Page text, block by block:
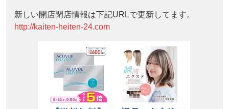
新しい開店閉店情報は下記URLで更新してます。
http://kaiten-heiten-24.com